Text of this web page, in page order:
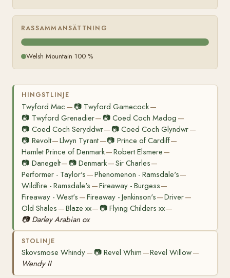
RASSAMMANSÄTTNING
Welsh Mountain 100 %
HINGSTLINJE
Twyford Mac — 📷 Twyford Gamecock—
📷 Twyford Grenadier— 📷Coed Coch Madog —
📷 Coed Coch Seryddwr— 📷Coed Coch Glyndwr—
📷 Revolt—Llwyn Tyrant—📷 Prince of Cardiff—
Hamlet Prince of Denmark—Robert Elsmere—
📷 Danegelt— 📷Denmark—Sir Charles—
Performer - Taylor's —Phenomenon - Ramsdale's—
Wildfire - Ramsdale's —Fireaway - Burgess—
Fireaway - West's —Fireaway - Jenkinson's—Driver—
Old Shales —Blaze xx— 📷Flying Childers xx—
📷 Darley Arabian ox
STOLINJE
Skovsmose Whindy— 📷Revel Whim —Revel Willow—
Wendy II